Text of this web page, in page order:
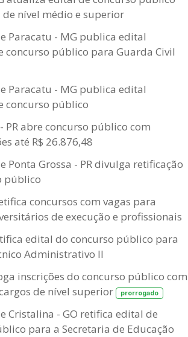
de nível médio e superior
Paracatu - MG publica edital
concurso público para Guarda Civil
Paracatu - MG publica edital
concurso público
PR abre concurso público com
até R$ 26.876,48
Ponta Grossa - PR divulga retificação
público
concursos com vagas para
de execução e profissionais
edital do concurso público para
Administrativo II
inscrições do concurso público com
de nível superior
prorrogado
Cristalina - GO retifica edital de
para a Secretaria de Educação